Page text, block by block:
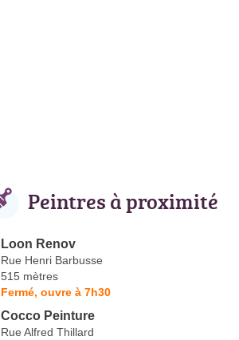
Peintres à proximité
Loon Renov
Rue Henri Barbusse
515 mètres
Fermé, ouvre à 7h30
Cocco Peinture
Rue Alfred Thillard